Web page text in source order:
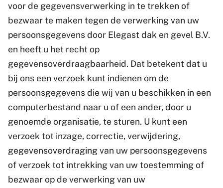
voor de gegevensverwerking in te trekken of
bezwaar te maken tegen de verwerking van uw
persoonsgegevens door Elegast dak en gevel B.V.
en heeft u het recht op
gegevensoverdraagbaarheid. Dat betekent dat u
bij ons een verzoek kunt indienen om de
persoonsgegevens die wij van u beschikken in een
computerbestand naar u of een ander, door u
genoemde organisatie, te sturen. U kunt een
verzoek tot inzage, correctie, verwijdering,
gegevensoverdraging van uw persoonsgegevens
of verzoek tot intrekking van uw toestemming of
bezwaar op de verwerking van uw